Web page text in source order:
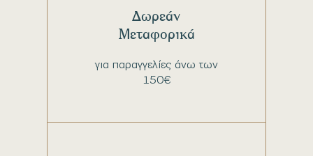
για παραγγελίες άνω των
150€
Δωρεάν
Μεταφορικά